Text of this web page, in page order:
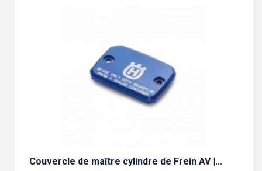
Couvercle de maître cylindre de Frein AV |...